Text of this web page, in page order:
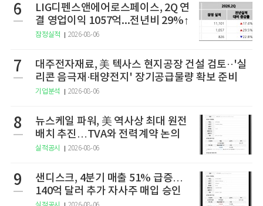
6
LIG디펜스앤에어로스페이스, 2Q 연
결 영업이익 1057억...전년비 29%↑
잠정실적 2026-08-06
7
대주전자재료, 美 텍사스 현지공장 건설 검토··'실
리콘 음극재·태양전지' 장기공급물량 확보 준비
기업분석 2026-08-06
8
뉴스케일 파워, 美 역사상 최대 원전
배치 추진…TVA와 전력계약 논의
실적공시 2026-08-06
9
샌디스크, 4분기 매출 51% 급증…
140억 달러 추가 자사주 매입 승인